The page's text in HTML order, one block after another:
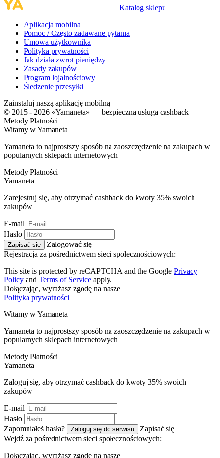
Katalog sklepu
Aplikacja mobilna
Pomoc / Często zadawane pytania
Umowa użytkownika
Polityka prywatności
Jak działa zwrot pieniędzy
Zasady zakupów
Program lojalnościowy
Śledzenie przesyłki
Zainstaluj naszą aplikację mobilną
© 2015 - 2026 «Yamaneta» — bezpieczna usługa cashback
Metody Płatności
Witamy wYamaneta
Yamaneta to najprostszy sposób na zaoszczędzenie na zakupach w
popularnych sklepach internetowych
Metody Płatności
Yamaneta
Zarejestruj się, aby otrzymać cashback do kwoty 35% swoich
zakupów
E-mail
Hasło
Zapisać się
Zalogować się
Rejestracja za pośrednictwem sieci społecznościowych:
This site is protected by reCAPTCHA and the Google Privacy
Policy and Terms of Service apply.
Dołączając, wyrażasz zgodę na nasze
Polityka prywatności
Witamy wYamaneta
Yamaneta to najprostszy sposób na zaoszczędzenie na zakupach w
popularnych sklepach internetowych
Metody Płatności
Yamaneta
Zaloguj się, aby otrzymać cashback do kwoty 35% swoich
zakupów
E-mail
Hasło
Zapomniałeś hasła?
Zaloguj się do serwisu
Zapisać się
Wejdź za pośrednictwem sieci społecznościowych:
Dołączając, wyrażasz zgodę na nasze